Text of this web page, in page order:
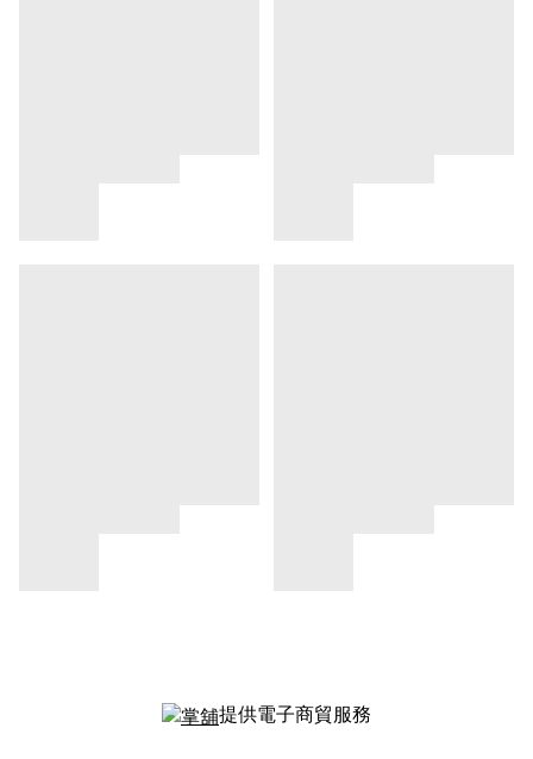
提供電子商貿服務